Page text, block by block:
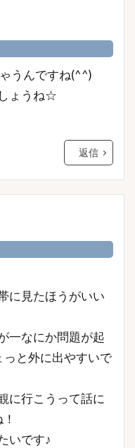
うんですね(^^)
ょうね☆
返信
に見たほうがいい
一なにか問題が起
っと外に出やすいで
に行こうって話に
いです♪